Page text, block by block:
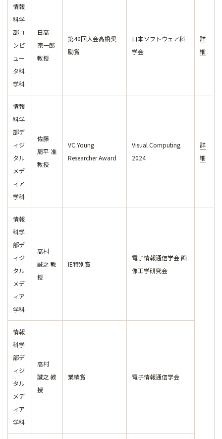
情報
科学
部コ
ンピ
ュー
タ科
学科
日高
宗一郎
教授
第40回大会高橋奨
励賞
日本ソフトウェア科
学会
詳
細
情報
科学
部デ
ィジ
タル
メデ
ィア
学科
佐藤
周平 准
教授
VC Young
Researcher Award
Visual Computing
2024
詳
細
情報
科学
部デ
ィジ
タル
メデ
ィア
学科
高村
誠之 教
授
IE特別賞
電子情報通信学会 画
像工学研究会
情報
科学
部デ
ィジ
タル
メデ
ィア
学科
高村
誠之 教
授
業績賞 電子情報通信学会